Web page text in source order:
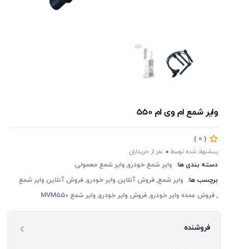
وایر شمع ام وی ام 550
‏‫(
0
)
پیشنهاد شده توسط 0
دسته بندی ها: وایر شمع خودرو وایر شمع معمولی
برچسب ها:
وایر شمع فروش آنلاین وایر خودرو فروش آنلاین وایر شمع
فروش عمده وایر خودرو فروش وایر خودرو وایر شمع MVM550
فروشنده